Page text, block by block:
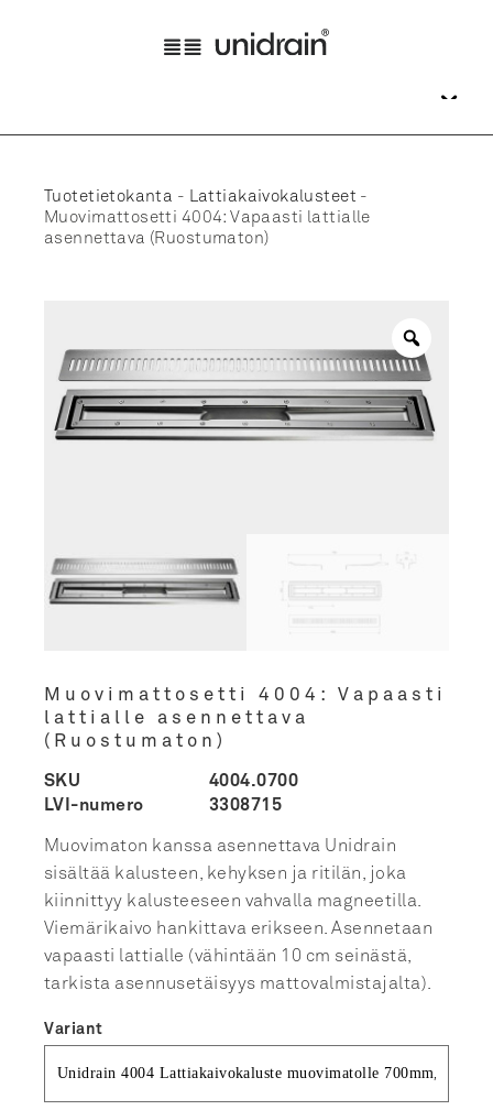
Tuotetietokanta - Lattiakaivokalusteet -
Muovimattosetti 4004: Vapaasti lattialle
asennettava (Ruostumaton)
Muovimattosetti 4004: Vapaasti
lattialle asennettava
(Ruostumaton)
SKU
4004.0700
LVI-numero
3308715
Muovimaton kanssa asennettava Unidrain
sisältää kalusteen, kehyksen ja ritilän, joka
kiinnittyy kalusteeseen vahvalla magneetilla.
Viemärikaivo hankittava erikseen. Asennetaan
vapaasti lattialle (vähintään 10 cm seinästä,
tarkista asennusetäisyys mattovalmistajalta).
Variant